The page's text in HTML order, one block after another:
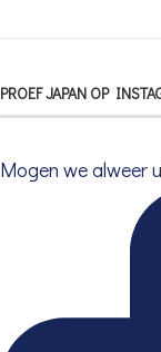
PROEF JAPAN OP
Mogen we alweer